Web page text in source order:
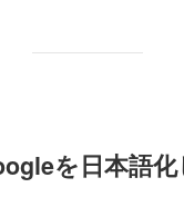
を日本語化